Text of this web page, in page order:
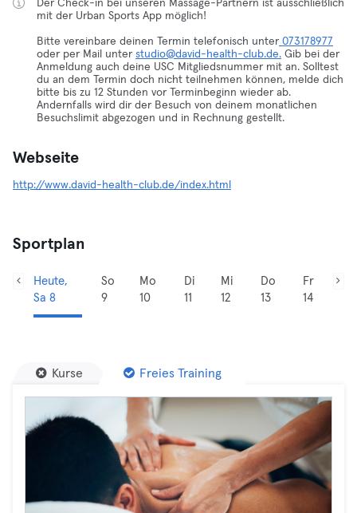
Der Check-in bei unseren Massage-Partnern ist ausschließlich
mit der Urban Sports App möglich!
Bitte vereinbare deinen Termin telefonisch unter073178977
oder per Mail unter studio@david-health-club.de. Gib bei der
Anmeldung auch deine USC Mitgliedsnummer mit an. Solltest
du an dem Termin doch nicht teilnehmen können, melde dich
bitte bis zu 12 Stunden vor Terminbeginn wieder ab.
Andernfalls wird dir der Besuch von deinem monatlichen
Besuchslimit abgezogen und in Rechnung gestellt.
Webseite
http://www.david-health-club.de/index.html
Sportplan
Heute,
Sa 8
So
9
Mo
10
Di
11
Mi
12
Do
13
Fr
14
Kurse Freies Training